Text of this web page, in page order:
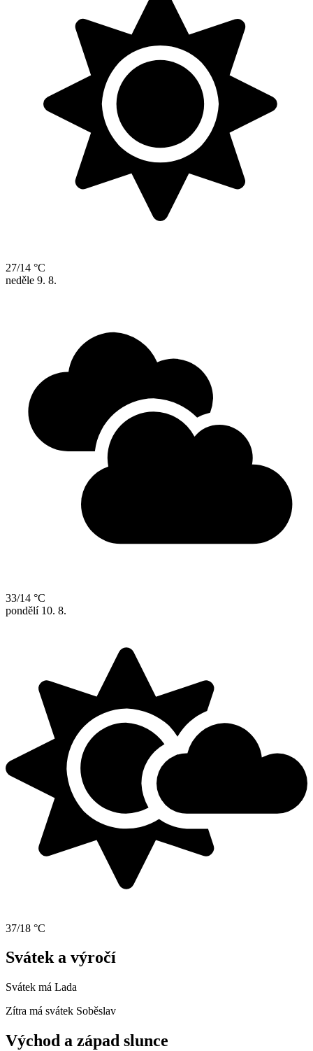
27/14 °C
neděle 9. 8.
33/14 °C
pondělí 10. 8.
37/18 °C
Svátek a výročí
Svátek má Lada
Zítra má svátek Soběslav
Východ a západ slunce